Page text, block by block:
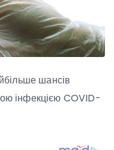
шансів
інфекцією COVID-